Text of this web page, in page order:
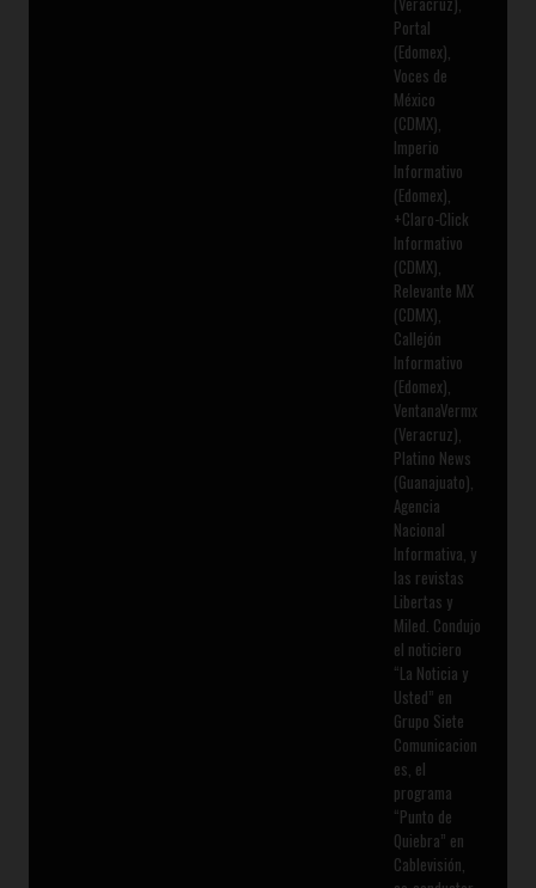
Portal
(Edomex),
Voces de
México
(CDMX),
Imperio
Informativo
(Edomex),
+Claro-Click
Informativo
(CDMX),
Relevante MX
(CDMX),
Callejón
Informativo
(Edomex),
VentanaVermx
(Veracruz),
Platino News
(Guanajuato),
Agencia
Nacional
Informativa, y
las revistas
Libertas y
Miled. Condujo
el noticiero
“La Noticia y
Usted” en
Grupo Siete
Comunicacion
es, el
programa
“Punto de
Quiebra” en
Cablevisión,